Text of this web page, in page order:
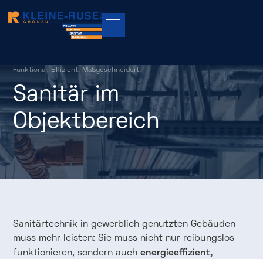
Funktional. Effizient. Maßgeschneidert.
Sanitär im
Objektbereich
Sanitärtechnik in gewerblich genutzten Gebäuden
muss mehr leisten: Sie muss nicht nur reibungslos
funktionieren, sondern auchenergieeffizient,